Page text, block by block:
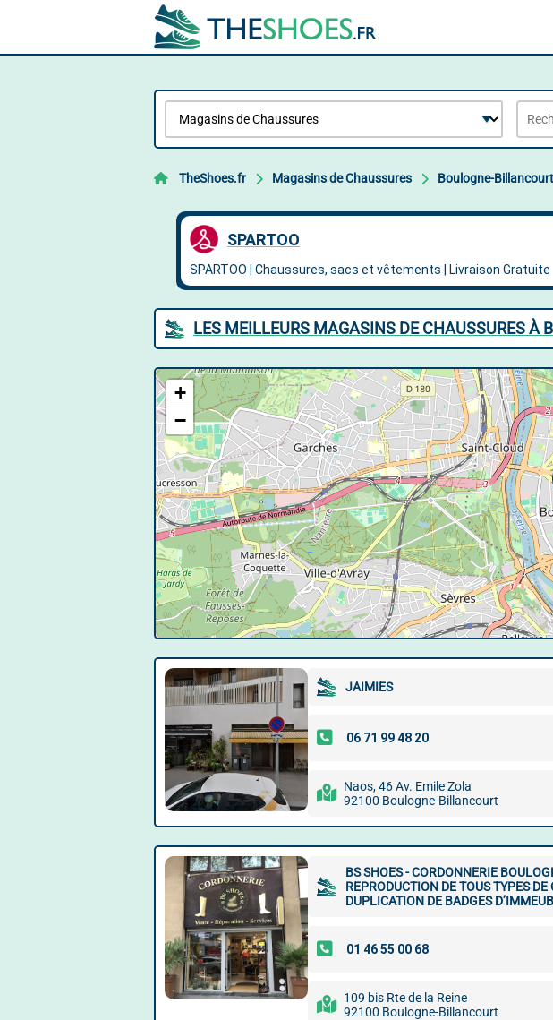
TheShoes.fr Magasins de Chaussures Boulogne-Billancourt
LES MEILLEURS MAGASINS DE CHAUSSURES À
+
−
JAIMIES
Naos, 46 Av. Emile Zola
92100 Boulogne-Billancourt
BS SHOES - CORDONNERIE
REPRODUCTION DE TOUS TYPES DE
DUPLICATION DE BADGES
109 bis Rte de la Reine
92100 Boulogne-Billancourt